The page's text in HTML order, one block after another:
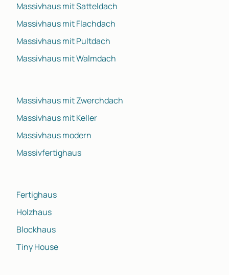
Massivhaus mit Satteldach
Massivhaus mit Flachdach
Massivhaus mit Pultdach
Massivhaus mit Walmdach
Massivhaus mit Zwerchdach
Massivhaus mit Keller
Massivhaus modern
Massivfertighaus
Fertighaus
Holzhaus
Blockhaus
Tiny House